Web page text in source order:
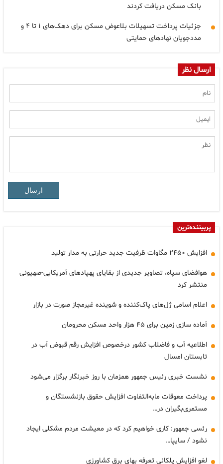
بانک مسکن دریافت کردند
جزئیات پرداخت تسهیلات بلاعوض مسکن برای دهک‌های ۱ تا ۴ و
مددجویان نهادهای حمایتی
ارسال نظر
ارسال
پربیننده‌ترین
افزایش ۲۴۵۰ مگاوات ظرفیت جدید حرارتی به مدار تولید
هوافضای سپاه، تصاویر جدیدی از بقایای پهپادهای آمریکایی-صهیونی
منتشر کرد
اعلام اسامی ژل‌های پاک‌کننده و شوینده غیرمجاز صورت در بازار
آماده سازی زمین برای ۴۵ هزار واحد مسکن محرومان
اطلاعیه آب و فاضلاب کشور درخصوص افزایش رقم قبوض آب در
تابستان امسال
نشست خبری رئیس جمهور همزمان با روز خبرنگار برگزار می‌شود
پرداخت معوقات مابه‌التفاوت افزایش حقوق بازنشستگان و
مستمری‌بگیران در…
رئسی جمهور: کاری خواهیم کرد که در معیشت مردم مشکلی ایجاد
نشود / سایپا…
لغو افزایش پلکانی تعرفه بهای برق کشاورزی